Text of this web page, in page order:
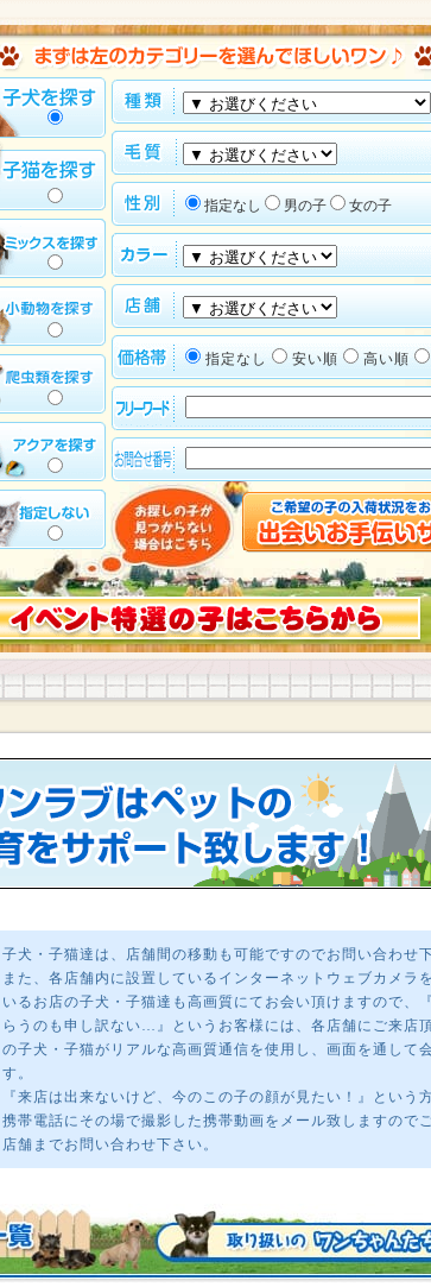
指定なし 男の子 女の子
指定なし 安い順 高い順
子犬・子猫達は、店舗間の移動も可能ですのでお問い合わせ下
また、各店舗内に設置しているインターネットウェブカメラ
いるお店の子犬・子猫達も高画質にてお会い頂けますので、
らうのも申し訳ない…』というお客様には、各店舗にご来店
の子犬・子猫がリアルな高画質通信を使用し、画面を通して
す。
『来店は出来ないけど、今のこの子の顔が見たい！』という
携帯電話にその場で撮影した携帯動画をメール致しますので
店舗までお問い合わせ下さい。